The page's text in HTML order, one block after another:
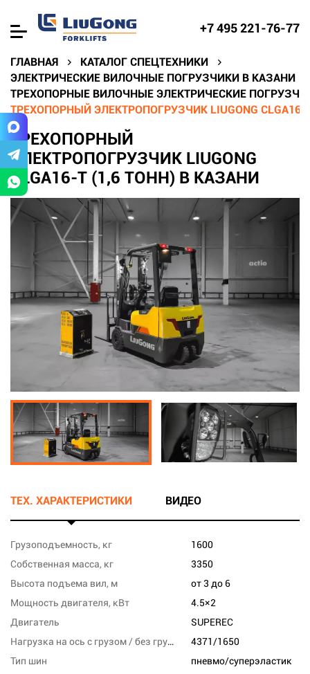
+7 495 221-76-77
ГЛАВНАЯ
КАТАЛОГ СПЕЦТЕХНИКИ
ЭЛЕКТРИЧЕСКИЕ ВИЛОЧНЫЕ ПОГРУЗЧИКИ В КАЗАНИ
ТРЕХОПОРНЫЕ ВИЛОЧНЫЕ ЭЛЕКТРИЧЕСКИЕ
ТРЕХОПОРНЫЙ ЭЛЕКТРОПОГРУЗЧИК LIUGONG
ТРЕХОПОРНЫЙ
ЭЛЕКТРОПОГРУЗЧИК LIUGONG
CLGA16-T (1,6 ТОНН) В КАЗАНИ
ТЕХ. ХАРАКТЕРИСТИКИ ВИДЕО
Грузоподъемность, кг
1600
Собственная масса, кг
3350
Высота подъема вил, м
от 3 до 6
Мощность двигателя, кВт
4.5×2
Двигатель
SUPEREC
Нагрузка на ось с грузом / без груза, переднюю, кг
4371/1650
Тип шин
пневмо/суперэластик